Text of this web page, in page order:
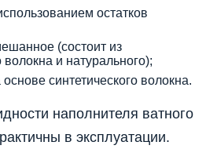
остатков
(состоит из
волокна и натурального);
синтетического волокна.
наполнителя ватного
в эксплуатации.